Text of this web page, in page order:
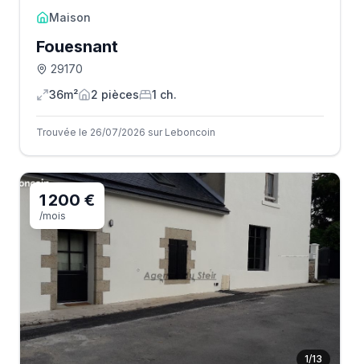
Maison
Fouesnant
29170
36m²
2 pièces 1 ch.
Trouvée le 26/07/2026 sur Leboncoin
1/13
1 200 €
/mois